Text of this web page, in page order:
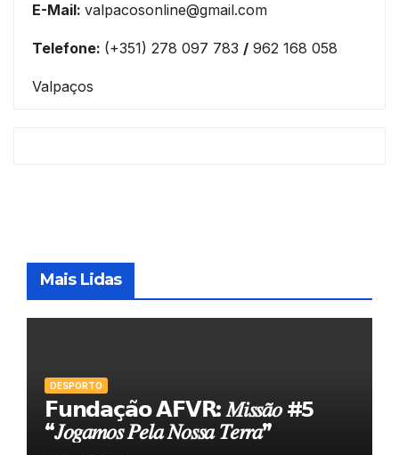
E-Mail: valpacosonline@gmail.com
Telefone: (+351) 278 097 783 / 962 168 058
Valpaços
Mais Lidas
DESPORTO
𝗙𝘂𝗻𝗱𝗮𝗰̧𝗮̃𝗼 𝗔𝗙𝗩𝗥: 𝑀𝑖𝑠𝑠𝑎̃𝑜 #5
“𝐽𝑜𝑔𝑎𝑚𝑜𝑠 𝑃𝑒𝑙𝑎 𝑁𝑜𝑠𝑠𝑎 𝑇𝑒𝑟𝑟𝑎”